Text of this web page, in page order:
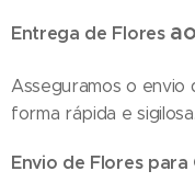
Entrega de Flores
Asseguramos o
forma rápida e sigilosa.
Envio de Flores para